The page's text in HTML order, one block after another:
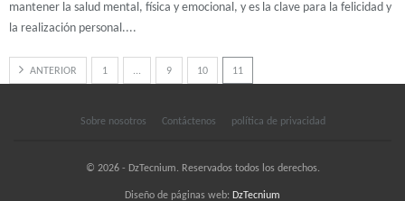
mantener la salud mental, física y emocional, y es la clave para la felicidad y
la realización personal....
ANTERIOR 1 ... 9 10 11
Sobre nosotros Contáctenos política de privacidad
© 2026 - DzTecnium. Reservados todos los derechos.
Diseño de páginas web: DzTecnium